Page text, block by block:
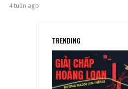
4 tuần ago
TRENDING